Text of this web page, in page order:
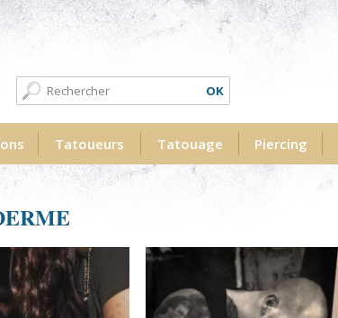
Formulaire de recherche Recherche
Tatoueurs Tatouage Piercing